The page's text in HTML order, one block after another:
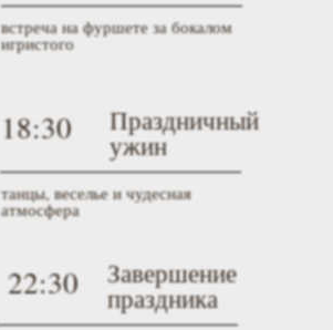
18:30 Праздничный
ужин
танцы, веселье и чудесная
атмосфера
встреча на фуршете за бокалом
игристого
22:30 Завершение
праздника